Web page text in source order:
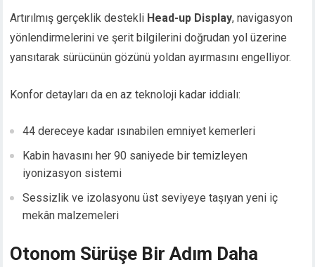
Artırılmış gerçeklik destekli Head-up Display, navigasyon
yönlendirmelerini ve şerit bilgilerini doğrudan yol üzerine
yansıtarak sürücünün gözünü yoldan ayırmasını engelliyor.
Konfor detayları da en az teknoloji kadar iddialı:
44 dereceye kadar ısınabilen emniyet kemerleri
Kabin havasını her 90 saniyede bir temizleyen
iyonizasyon sistemi
Sessizlik ve izolasyonu üst seviyeye taşıyan yeni iç
mekân malzemeleri
Otonom Sürüşe Bir Adım Daha